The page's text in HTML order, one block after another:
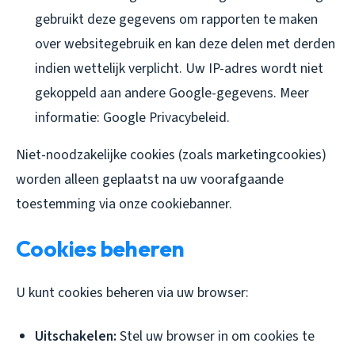
gebruikt deze gegevens om rapporten te maken
over websitegebruik en kan deze delen met derden
indien wettelijk verplicht. Uw IP-adres wordt niet
gekoppeld aan andere Google-gegevens. Meer
informatie: Google Privacybeleid.
Niet-noodzakelijke cookies (zoals marketingcookies)
worden alleen geplaatst na uw voorafgaande
toestemming via onze cookiebanner.
Cookies beheren
U kunt cookies beheren via uw browser:
Uitschakelen: Stel uw browser in om cookies te